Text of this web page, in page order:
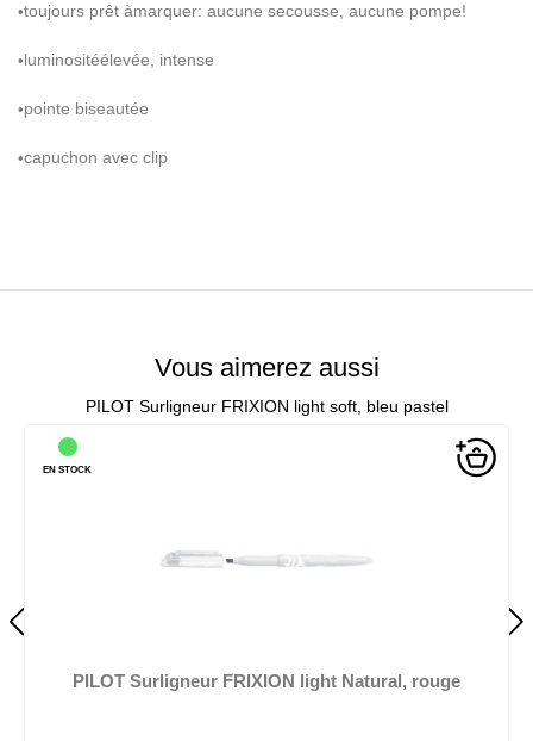
•toujours prêt àmarquer: aucune secousse, aucune pompe!
•luminositéélevée, intense
•pointe biseautée
•capuchon avec clip
Vous aimerez aussi
PILOT Surligneur FRIXION light soft, bleu pastel
PILOT Surligneur FRIXION light Natural, rouge
EN STOCK